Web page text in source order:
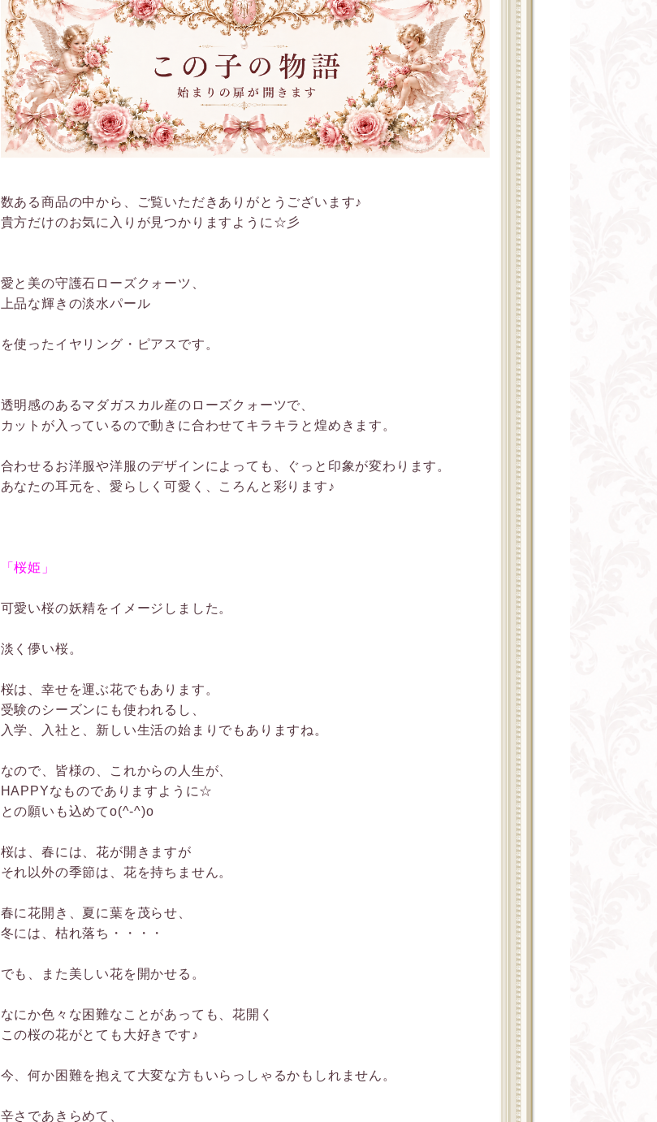
数ある商品の中から、ご覧いただきありがとうございます♪
貴方だけのお気に入りが見つかりますように☆彡
愛と美の守護石ローズクォーツ、
上品な輝きの淡水パール
を使ったイヤリング・ピアスです。
透明感のあるマダガスカル産のローズクォーツで、
カットが入っているので動きに合わせてキラキラと煌めきます。
合わせるお洋服や洋服のデザインによっても、ぐっと印象が変わります。
あなたの耳元を、愛らしく可愛く、ころんと彩ります♪
「桜姫」
可愛い桜の妖精をイメージしました。
淡く儚い桜。
桜は、幸せを運ぶ花でもあります。
受験のシーズンにも使われるし、
入学、入社と、新しい生活の始まりでもありますね。
なので、皆様の、これからの人生が、
HAPPYなものでありますように☆
との願いも込めてo(^-^)o
桜は、春には、花が開きますが
それ以外の季節は、花を持ちません。
春に花開き、夏に葉を茂らせ、
冬には、枯れ落ち・・・・
でも、また美しい花を開かせる。
なにか色々な困難なことがあっても、花開く
この桜の花がとても大好きです♪
今、何か困難を抱えて大変な方もいらっしゃるかもしれません。
辛さであきらめて、